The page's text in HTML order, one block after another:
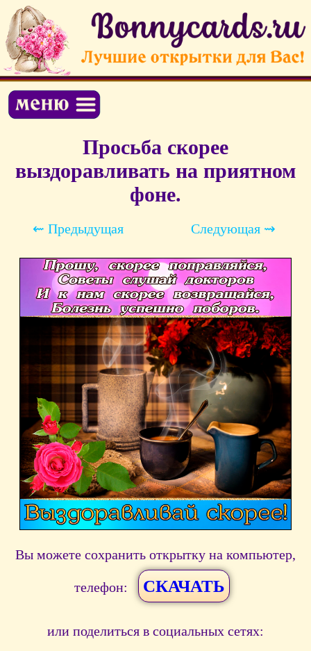
Просьба скорее
выздоравливать на приятном
фоне.
⇜ Предыдущая Следующая ⇝
Вы можете сохранить открытку на компьютер,
телефон: СКАЧАТЬ
или поделиться в социальных сетях: